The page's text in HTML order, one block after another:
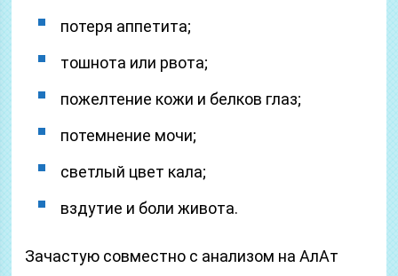
потеря аппетита;
тошнота или рвота;
пожелтение кожи и белков глаз;
потемнение мочи;
светлый цвет кала;
вздутие и боли живота.
Зачастую совместно с анализом на АлАт